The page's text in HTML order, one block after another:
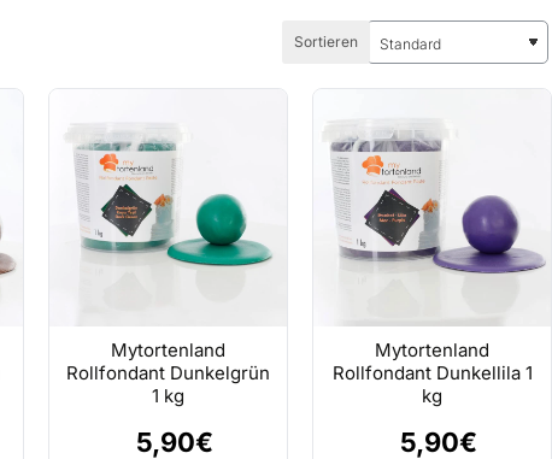
Sortieren
Mytortenland
Rollfondant Dunkelgrün
1 kg
5,90€
Mytortenland
Rollfondant Dunkellila 1
kg
5,90€